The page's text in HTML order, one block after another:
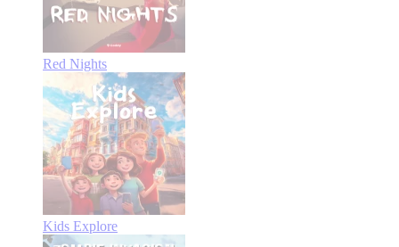
Red Nights
Kids Explore